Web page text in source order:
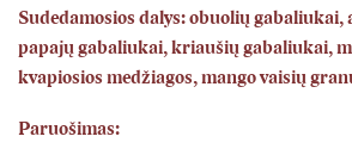
Sudedamosios dalys: obuolių gabaliukai,
papajų gabaliukai, kriaušių gabaliukai,
kvapiosios medžiagos, mango vaisių
Paruošimas: